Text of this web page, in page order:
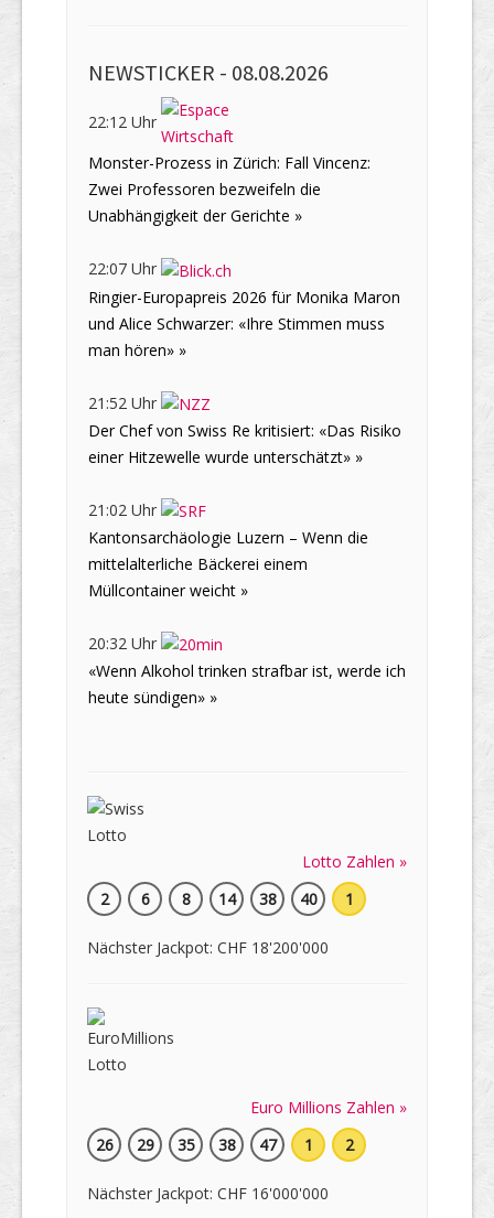
NEWSTICKER - 08.08.2026
22:12 Uhr
Monster-Prozess in Zürich: Fall Vincenz:
Zwei Professoren bezweifeln die
Unabhängigkeit der Gerichte »
22:07 Uhr
Ringier-Europapreis 2026 für Monika Maron
und Alice Schwarzer: «Ihre Stimmen muss
man hören» »
21:52 Uhr
Der Chef von Swiss Re kritisiert: «Das Risiko
einer Hitzewelle wurde unterschätzt» »
21:02 Uhr
Kantonsarchäologie Luzern – Wenn die
mittelalterliche Bäckerei einem
Müllcontainer weicht »
20:32 Uhr
«Wenn Alkohol trinken strafbar ist, werde ich
heute sündigen» »
Lotto Zahlen »
2
6 8 14 38 40 1
Nächster Jackpot: CHF 18'200'000
Euro Millions Zahlen »
26
29 35 38 47 1 2
Nächster Jackpot: CHF 16'000'000